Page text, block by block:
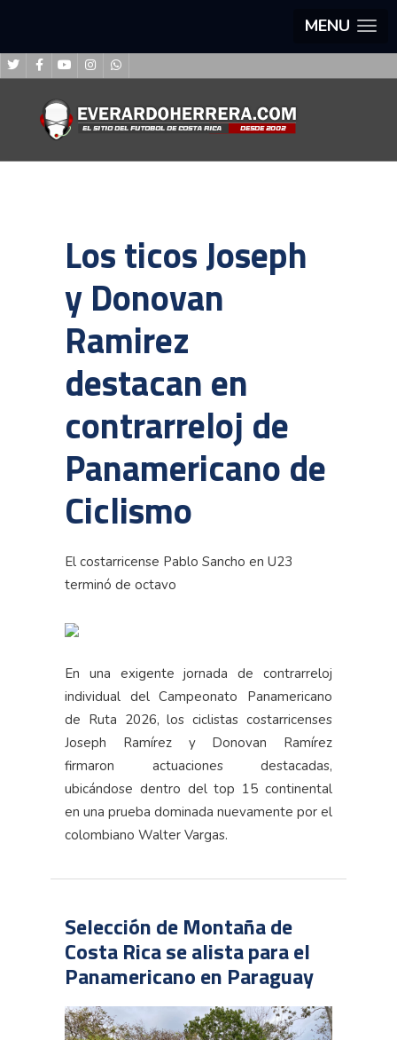
MENU
Los ticos Joseph
y Donovan
Ramirez
destacan en
contrarreloj de
Panamericano de
Ciclismo
El costarricense Pablo Sancho en U23
terminó de octavo
En una exigente jornada de contrarreloj
individual del Campeonato Panamericano
de Ruta 2026, los ciclistas costarricenses
Joseph Ramírez y Donovan Ramírez
firmaron actuaciones destacadas,
ubicándose dentro del top 15 continental
en una prueba dominada nuevamente por el
colombiano Walter Vargas.
Selección de Montaña de
Costa Rica se alista para el
Panamericano en Paraguay